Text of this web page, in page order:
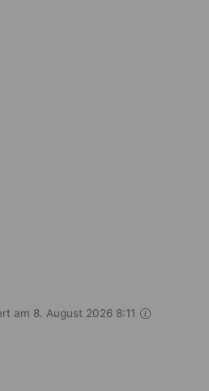
am 8. August 2026 8:11